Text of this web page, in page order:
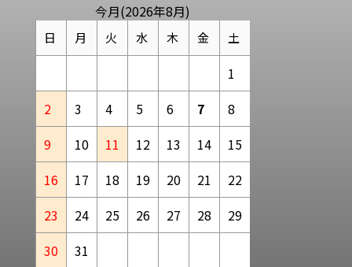
今月(2026年8月)
日 月 火 水 木 金 土
1
2
3 4 5 6 7
8
9
10 11 12 13 14
15
16
17 18 19 20 21
22
23
24 25 26 27 28
29
30
31